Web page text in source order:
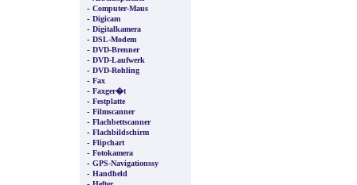
- Computer-Maus
- Digicam
- Digitalkamera
- DSL-Modem
- DVD-Brenner
- DVD-Laufwerk
- DVD-Rohling
- Fax
- Faxger�t
- Festplatte
- Filmscanner
- Flachbettscanner
- Flachbildschirm
- Flipchart
- Fotokamera
- GPS-Navigationssy
- Handheld